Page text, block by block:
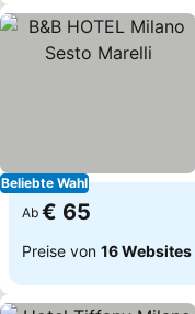
Beliebte Wahl
Ab € 65
Preise von 16 Websites